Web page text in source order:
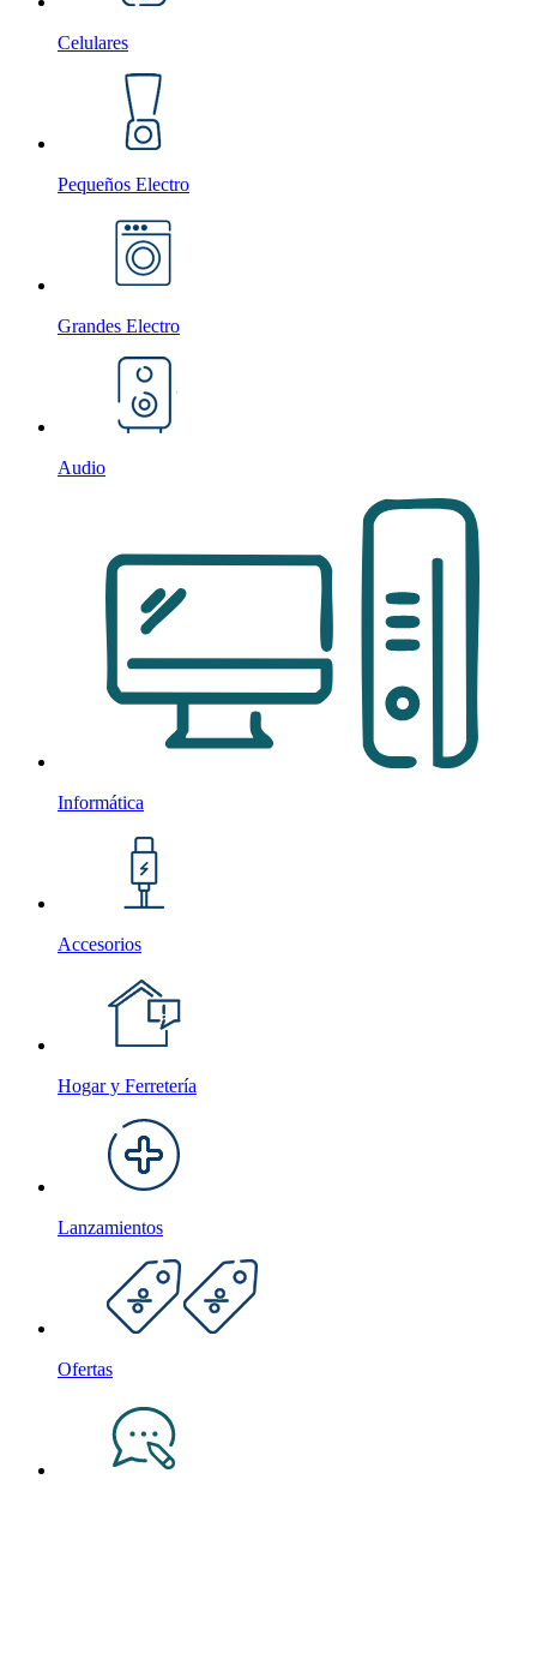
Celulares
Pequeños Electro
Grandes Electro
Audio
Informática
Accesorios
Hogar y Ferretería
Lanzamientos
Ofertas